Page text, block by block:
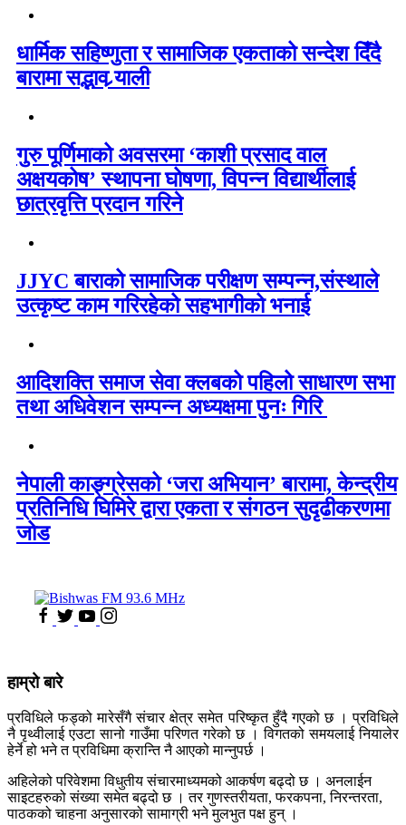
धार्मिक सहिष्णुता र सामाजिक एकताको सन्देश दिँदै
बारामा सद्भाव र्‍याली
गुरु पूर्णिमाको अवसरमा ‘काशी प्रसाद वाल
अक्षयकोष’ स्थापना घोषणा, विपन्न विद्यार्थीलाई
छात्रवृत्ति प्रदान गरिने
JJYC बाराको सामाजिक परीक्षण सम्पन्न,संस्थाले
उत्कृष्ट काम गरिरहेको सहभागीको भनाई
आदिशक्ति समाज सेवा क्लबको पहिलो साधारण सभा
तथा अधिवेशन सम्पन्न अध्यक्षमा पुनः गिरि
नेपाली काङ्ग्रेसको ‘जरा अभियान’ बारामा, केन्द्रीय
प्रतिनिधि घिमिरे द्वारा एकता र संगठन सुदृढीकरणमा
जोड
हाम्रो बारे
प्रविधिले फड्को मारेसँगै संचार क्षेत्र समेत परिष्कृत हुँदै गएको छ । प्रविधिले
नै पृथ्वीलाई एउटा सानो गाउँमा परिणत गरेको छ । विगतको समयलाई नियालेर
हेर्ने हो भने त प्रविधिमा क्रान्ति नै आएको मान्नुपर्छ ।
अहिलेको परिवेशमा विधुतीय संचारमाध्यमको आकर्षण बढ्दो छ । अनलाईन
साइटहरुको संख्या समेत बढ्दो छ । तर गुणस्तरीयता, फरकपना, निरन्तरता,
पाठकको चाहना अनुसारको सामाग्री भने मुलभुत पक्ष हुन् ।